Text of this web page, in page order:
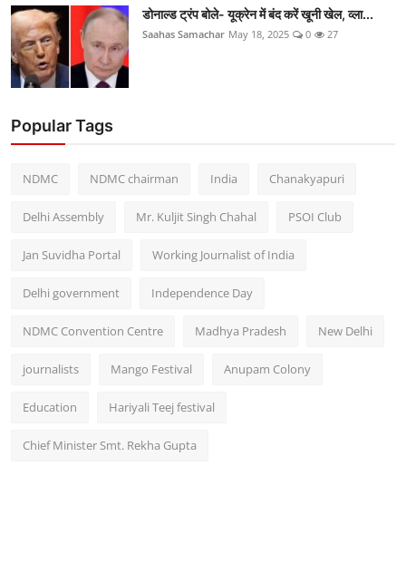
डोनाल्ड ट्रंप बोले- यूक्रेन में बंद करें खूनी खेल, व्ला...
Saahas Samachar May 18, 2025 0 27
Popular Tags
NDMC NDMC chairman India Chanakyapuri
Delhi Assembly Mr. Kuljit Singh Chahal PSOI Club
Jan Suvidha Portal Working Journalist of India
Delhi government Independence Day
NDMC Convention Centre Madhya Pradesh New Delhi
journalists Mango Festival Anupam Colony
Education Hariyali Teej festival
Chief Minister Smt. Rekha Gupta